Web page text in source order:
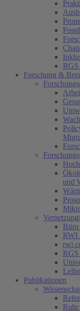
RGS
Forschung &
und
RWI
rwi
RGS
Publikationen
Ruhr